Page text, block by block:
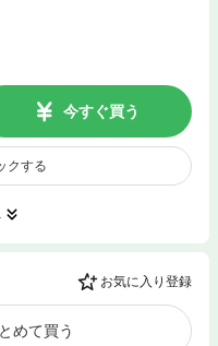
今すぐ買う
クする
お気に入り登録
めて買う